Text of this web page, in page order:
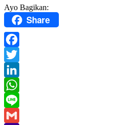
Ayo Bagikan:
Share
Facebook
Twitter
LinkedIn
WhatsApp
Line